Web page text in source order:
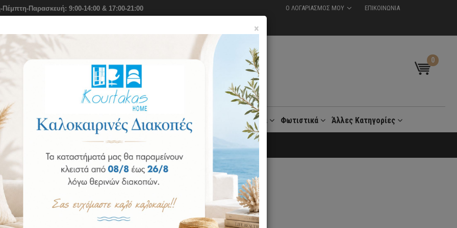
Παρασκευή: 9:00-14:00 & 17:00-21:00 Ο ΛΟΓΑΡΙΑΣΜΟΣ ΜΟΥ ΕΠΙΚΟΙΝΩΝΙΑ
0
Στρώματα Elite Strom Αξεσουάρ Ύπνου Σειρά Benefit Γραφεία Φωτιστικά Άλλες Κατηγορίες
ΚΑΡΕΚΛΑ 34-184
Κωδικός: 1585740279
Διαθεσιμότητα:Κατόπιν Παραγγελίας, Παράδοση Ως 30 Ημέρες
×